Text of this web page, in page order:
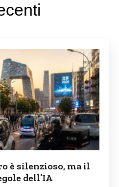
è silenzioso, ma il
dell’IA